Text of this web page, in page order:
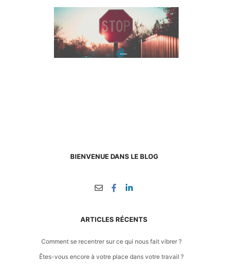
BIENVENUE DANS LE BLOG
ARTICLES RÉCENTS
Comment se recentrer sur ce qui nous fait vibrer ?
Êtes-vous encore à votre place dans votre travail ?